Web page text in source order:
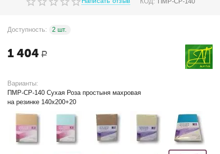
Доступность: 2 шт.
1 404 Р
Варианты:
ПМР-СР-140 Сухая Роза простыня махровая
на резинке 140х200+20